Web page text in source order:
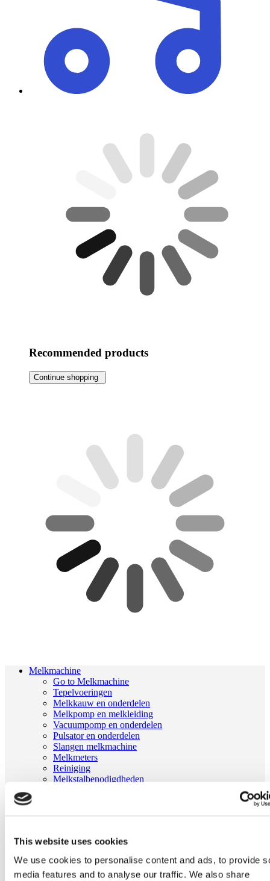
This website uses cookies
We use cookies to personalise content and ads, to provide
media features and to analyse our traffic. We also share
Recommended products
Continue shopping
Melkmachine
Go to Melkmachine
Tepelvoeringen
Melkkauw en onderdelen
Melkpomp en melkleiding
Vacuumpomp en onderdelen
Pulsator en onderdelen
Slangen melkmachine
Melkmeters
Reiniging
Melkstalbenodigdheden
Melkrobot
DeLaval VMS Melkrobot
Fullwood Merlin
GEA MIone
Stal benodigdheden